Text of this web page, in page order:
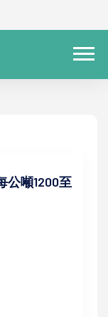
公噸1200至